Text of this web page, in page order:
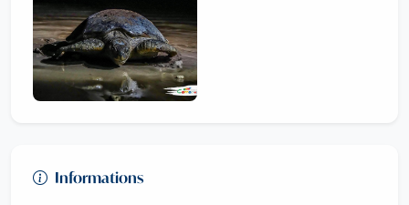
Informations